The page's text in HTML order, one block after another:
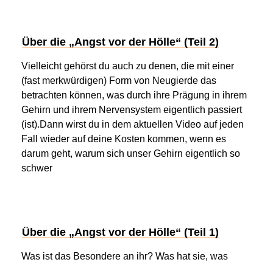
Über die „Angst vor der Hölle“ (Teil 2)
Vielleicht gehörst du auch zu denen, die mit einer
(fast merkwürdigen) Form von Neugierde das
betrachten können, was durch ihre Prägung in ihrem
Gehirn und ihrem Nervensystem eigentlich passiert
(ist).Dann wirst du in dem aktuellen Video auf jeden
Fall wieder auf deine Kosten kommen, wenn es
darum geht, warum sich unser Gehirn eigentlich so
schwer
Über die „Angst vor der Hölle“ (Teil 1)
Was ist das Besondere an ihr? Was hat sie, was